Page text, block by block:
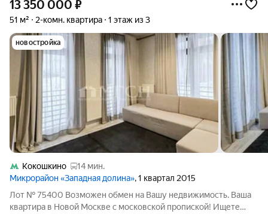
13 350 000 ₽
51 м² 2-комн. квартира 1 этаж из 3
новостройка
Кокошкино
14 мин.
Микрорайон «Западная долина», 1 квартал 2015
Лот № 75400 Возможен обмен на Вашу недвижимость. Ваша
квартира в Новой Москве с московской пропиской! Ищете